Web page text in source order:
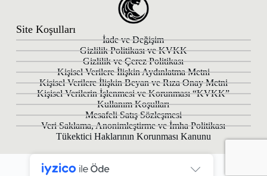
Site Koşulları
İade ve Değişim
Gizlilik Politikası ve KVKK
Gizlilik ve Çerez Politikası
Kişisel Verilere İlişkin Aydınlatma Metni
Kişisel Verilere İlişkin Beyan ve Rıza Onay Metni
Kişisel Verilerin İşlenmesi ve Korunması “KVKK”
Kullanım Koşulları
Mesafeli Satış Sözleşmesi
Veri Saklama, Anonimleştirme ve İmha Politikası
Tükektici Haklarının Korunması Kanunu